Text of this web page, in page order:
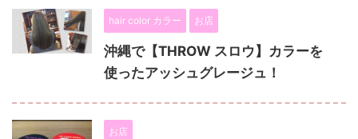
hair color カラー お店
沖縄で【THROW スロウ】カラーを
使ったアッシュグレージュ！
お店